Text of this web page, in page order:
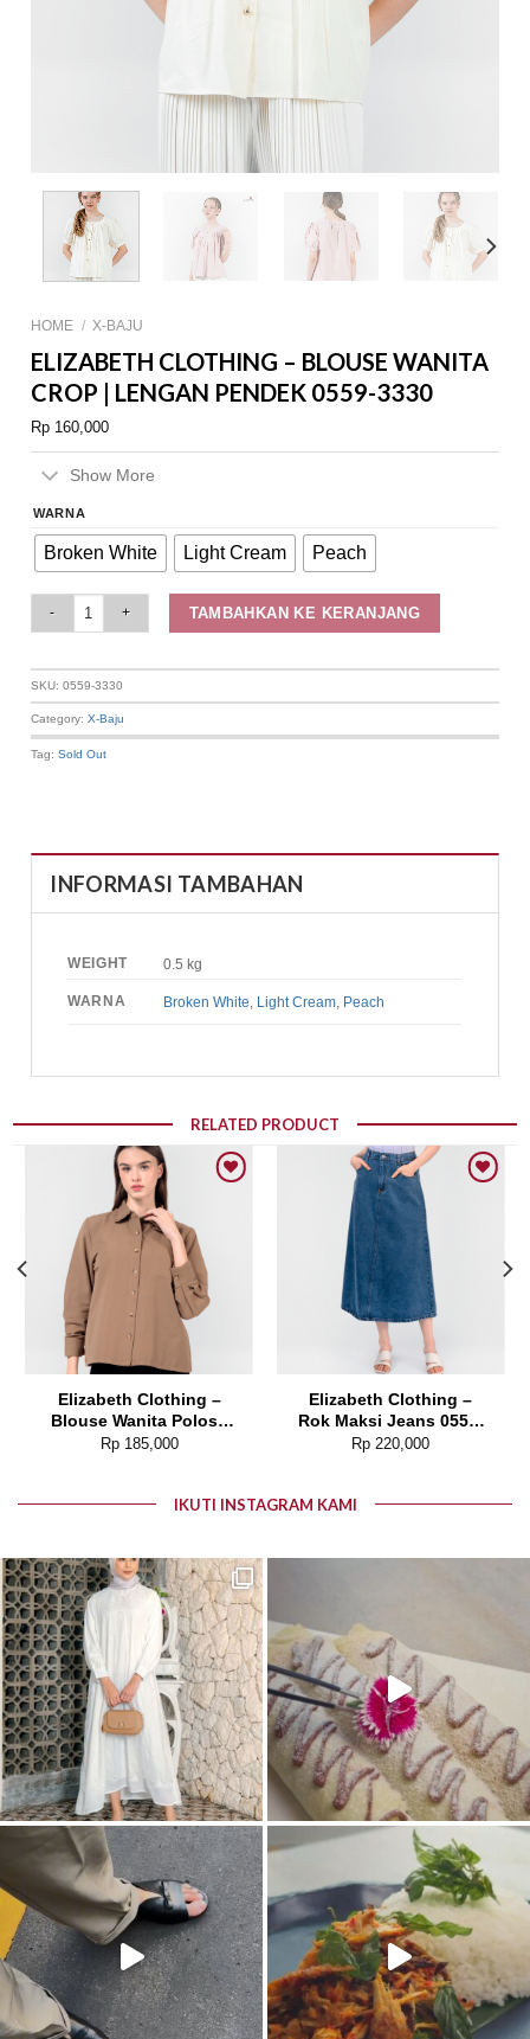
HOME / X-BAJU
ELIZABETH CLOTHING – BLOUSE WANITA
CROP | LENGAN PENDEK 0559-3330
Rp 160,000
Show More
WARNA
Broken White Light Cream Peach
TAMBAHKAN KE KERANJANG
SKU:0559-3330
Category:X-Baju
Tag:Sold Out
INFORMASI TAMBAHAN
WEIGHT 0.5 kg
WARNA Broken White Light Cream Peach
RELATED PRODUCT
Add to wishlist
Elizabeth Clothing –
Blouse Wanita Polos |
Lengan Panjang 0595-
Rp185,000
Add to wishlist
Elizabeth Clothing –
Rok Maksi Jeans 0559-
2680
Rp 220,000
IKUTI INSTAGRAM KAMI